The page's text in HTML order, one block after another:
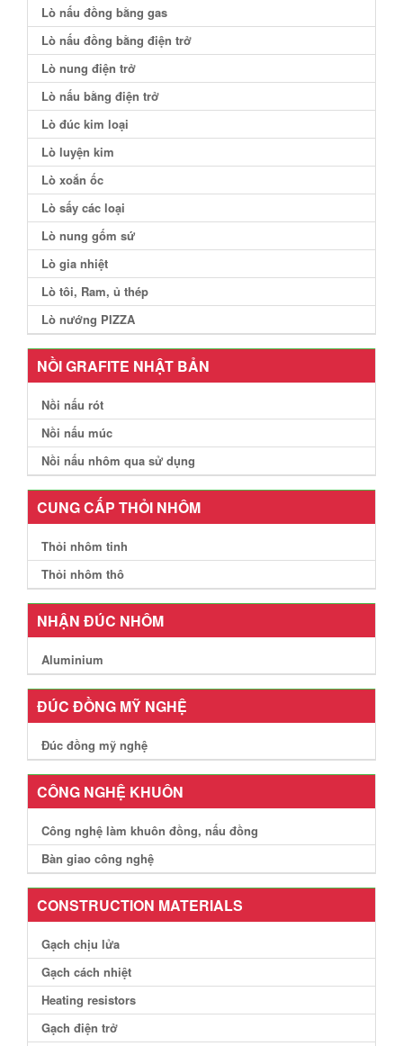
Lò nấu đồng bằng gas
Lò nấu đồng bằng điện trở
Lò nung điện trở
Lò nấu bằng điện trở
Lò đúc kim loại
Lò luyện kim
Lò xoắn ốc
Lò sấy các loại
Lò nung gốm sứ
Lò gia nhiệt
Lò tôi, Ram, ủ thép
Lò nướng PIZZA
NỒI GRAFITE NHẬT BẢN
Nồi nấu rót
Nồi nấu múc
Nồi nấu nhôm qua sử dụng
CUNG CẤP THỎI NHÔM
Thỏi nhôm tinh
Thỏi nhôm thô
NHẬN ĐÚC NHÔM
Aluminium
ĐÚC ĐỒNG MỸ NGHỆ
Đúc đồng mỹ nghệ
CÔNG NGHỆ KHUÔN
Công nghệ làm khuôn đồng, nấu đồng
Bàn giao công nghệ
CONSTRUCTION MATERIALS
Gạch chịu lửa
Gạch cách nhiệt
Heating resistors
Gạch điện trở